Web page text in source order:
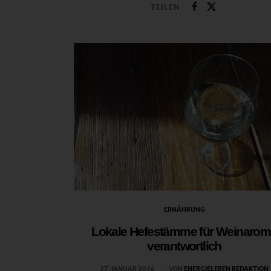
TEILEN
ERNÄHRUNG
Lokale Hefestämme für
verantwortlich
27. JANUAR 2016 VON ENERGIELEBEN REDAKTION